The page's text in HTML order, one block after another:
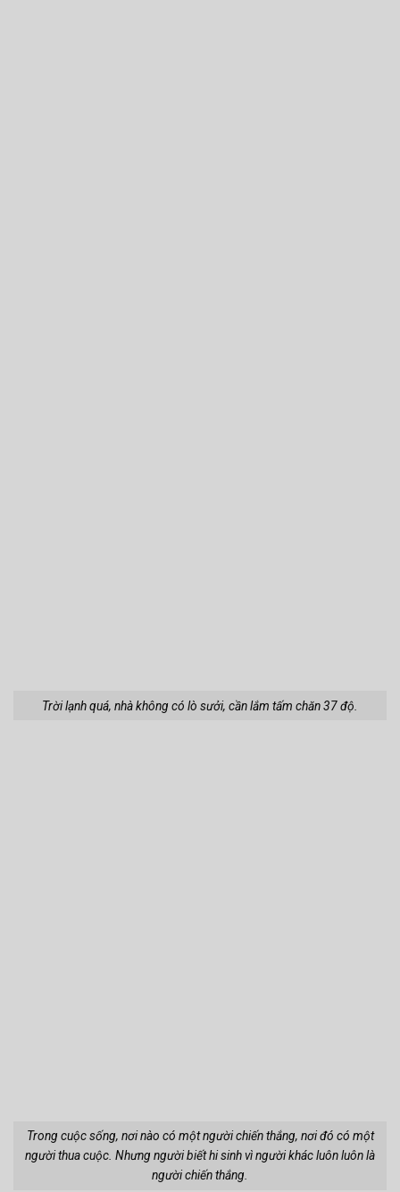
Trời lạnh quá, nhà không có lò sưởi, cần lắm tấm chăn 37 độ.
Trong cuộc sống, nơi nào có một người chiến thắng, nơi đó có một
người thua cuộc. Nhưng người biết hi sinh vì người khác luôn luôn là
người chiến thắng.